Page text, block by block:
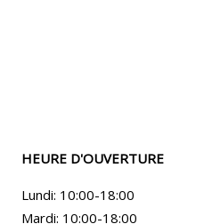
HEURE D'OUVERTURE
Lundi: 10:00-18:00
Mardi: 10:00-18:00